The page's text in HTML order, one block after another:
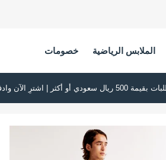
الملابس الرياضية خصومات